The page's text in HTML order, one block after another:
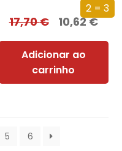
2 = 3
17,70€ 10,62€
Adicionar ao
carrinho
5 6